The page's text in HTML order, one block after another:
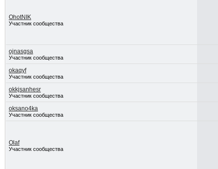
OhotNIK
Участник сообщества
ojnasgsa
Участник сообщества
okaqyf
Участник сообщества
okkjsanhesr
Участник сообщества
oksano4ka
Участник сообщества
Olaf
Участник сообщества